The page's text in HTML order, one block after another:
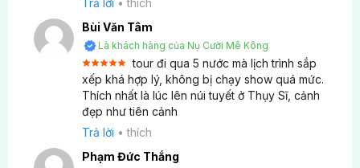
Vé cáp treo Titlis (Rotair 360 độ) thường không bao
gồm trong giá tour cơ bản. Chi phí khoảng
3.500.000 VNĐ/khách. Đây là trải nghiệm “must-
try” để chạm tay vào tuyết vĩnh cửu và ngắm dãy
Alps hùng vĩ.
Chi phí phụ thu phòng đơn tour Châu Âu trọn gói
9N8D là bao nhiêu?
Trả lời •thích
Bùi Văn Tâm
Là khách hàng của Nụ Cười Mê Kông
Được xếp
hạng 55
sao
tour đi qua 5 nước mà lịch trình sắp
xếp khá hợp lý, không bị chạy show quá mức.
Thích nhất là lúc lên núi tuyết ở Thụy Sĩ, cảnh
đẹp như tiên cảnh
Trả lời •thích
Phạm Đức Thắng